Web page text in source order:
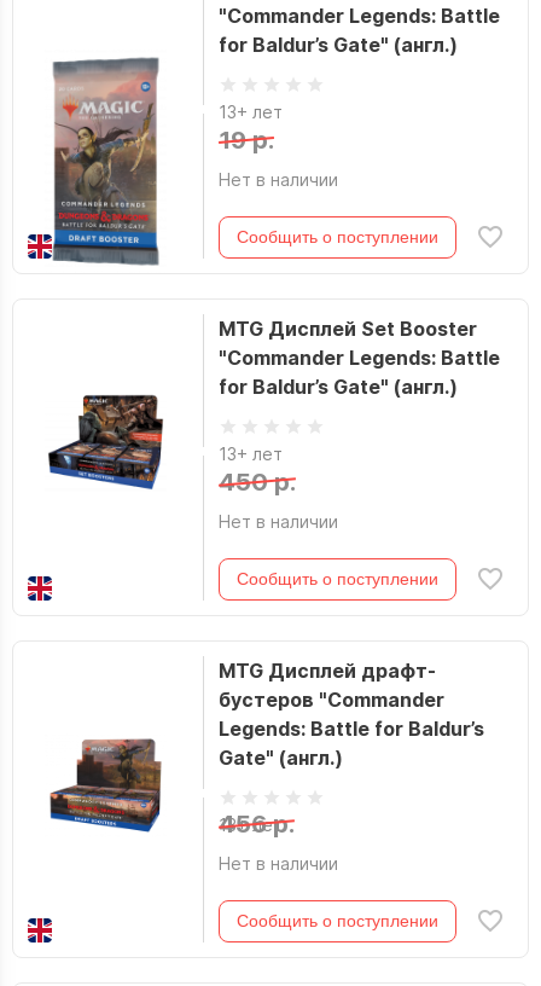
"Commander Legends: Battle
for Baldur’s Gate" (англ.)
13+ лет
19 р.
Нет в наличии
Сообщить о поступлении
MTG Дисплей Set Booster
"Commander Legends: Battle
for Baldur’s Gate" (англ.)
13+ лет
450 р.
Нет в наличии
Сообщить о поступлении
MTG Дисплей драфт-
бустеров "Commander
Legends: Battle for Baldur’s
Gate" (англ.)
13+ лет
456 р.
Нет в наличии
Сообщить о поступлении